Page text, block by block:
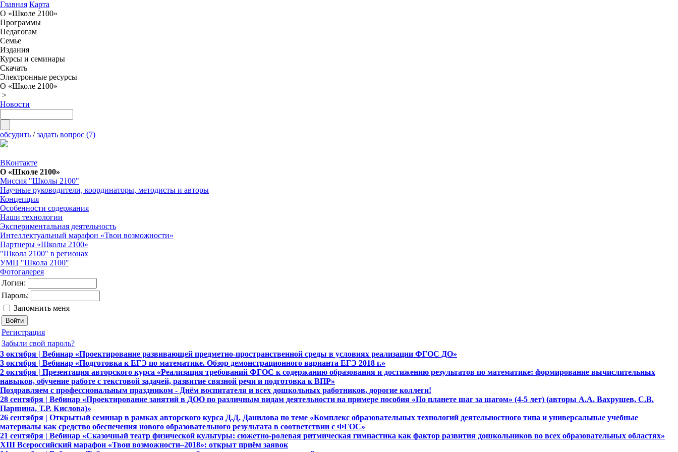
Главная Карта
О «Школе 2100»
Программы
Педагогам
Семье
Издания
Курсы и семинары
Скачать
Электронные ресурсы
О «Школе 2100»
>
Новости
обсудить /задать вопрос (7)
ВКонтакте
О «Школе 2100»
Миссия "Школы 2100"
Научные руководители, координаторы, методисты и авторы
Концепция
Особенности содержания
Наши технологии
Экспериментальная деятельность
Интеллектуальный марафон «Твои возможности»
Партнеры «Школы 2100»
"Школа 2100" в регионах
УМЦ "Школа 2100"
Фотогалерея
Логин:
Пароль:
Запомнить меня
Регистрация
Забыли свой пароль?
3 октября | Вебинар «Проектирование развивающей предметно-пространственной среды в условиях реализации ФГОС ДО»
3 октября | Вебинар «Подготовка к ЕГЭ по математике. Обзор демонстрационного варианта ЕГЭ 2018 г.»
2 октября | Презентация авторского курса «Реализация требований ФГОС к содержанию образования и достижению результатов по математике: формирование вычислительных
навыков, обучение работе с текстовой задачей, развитие связной речи и подготовка к ВПР»
Поздравляем с профессиональным праздником - Днём воспитателя и всех дошкольных работников, дорогие коллеги!
28 сентября | Вебинар «Проектирование занятий в ДОО по различным видам деятельности на примере пособия «По планете шаг за шагом» (4-5 лет) (авторы А.А. Вахрушев, С.В.
Паршина, Т.Р. Кислова)»
26 сентября | Открытый семинар в рамках авторского курса Д.Д. Данилова по теме «Комплекс образовательных технологий деятельностного типа и универсальные учебные
материалы как средство обеспечения нового образовательного результата в соответствии с ФГОС»
21 сентября | Вебинар «Сказочный театр физической культуры: сюжетно-ролевая ритмическая гимнастика как фактор развития дошкольников во всех образовательных областях»
XIII Всероссийский марафон «Твои возможности–2018»: открыт приём заявок